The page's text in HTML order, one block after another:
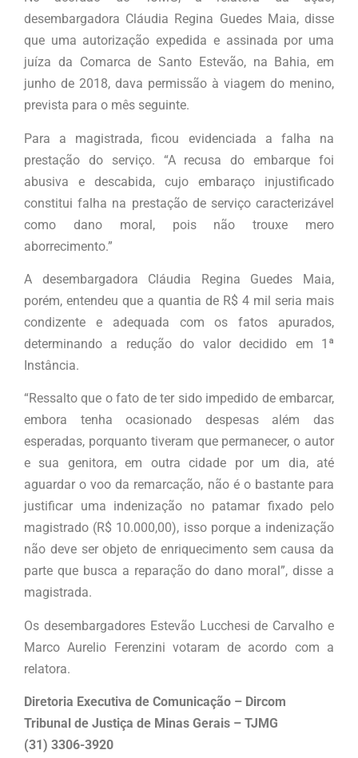
desembargadora Cláudia Regina Guedes Maia, disse
que uma autorização expedida e assinada por uma
juíza da Comarca de Santo Estevão, na Bahia, em
junho de 2018, dava permissão à viagem do menino,
prevista para o mês seguinte.
Para a magistrada, ficou evidenciada a falha na
prestação do serviço. “A recusa do embarque foi
abusiva e descabida, cujo embaraço injustificado
constitui falha na prestação de serviço caracterizável
como dano moral, pois não trouxe mero
aborrecimento.”
A desembargadora Cláudia Regina Guedes Maia,
porém, entendeu que a quantia de R$ 4 mil seria mais
condizente e adequada com os fatos apurados,
determinando a redução do valor decidido em 1ª
Instância.
“Ressalto que o fato de ter sido impedido de embarcar,
embora tenha ocasionado despesas além das
esperadas, porquanto tiveram que permanecer, o autor
e sua genitora, em outra cidade por um dia, até
aguardar o voo da remarcação, não é o bastante para
justificar uma indenização no patamar fixado pelo
magistrado (R$ 10.000,00), isso porque a indenização
não deve ser objeto de enriquecimento sem causa da
parte que busca a reparação do dano moral”, disse a
magistrada.
Os desembargadores Estevão Lucchesi de Carvalho e
Marco Aurelio Ferenzini votaram de acordo com a
relatora.
Diretoria Executiva de Comunicação – Dircom
Tribunal de Justiça de Minas Gerais – TJMG
(31) 3306-3920